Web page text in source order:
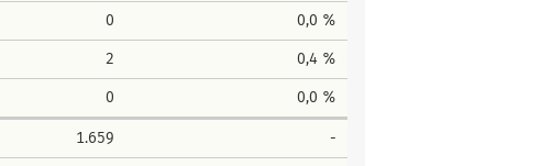
0 0,0 %
2 0,4 %
0 0,0 %
1.659 -